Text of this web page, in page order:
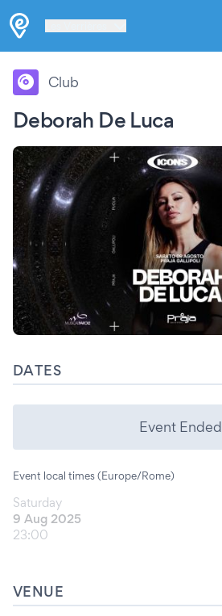
Deborah De Luca
Club
DATES
Event Ended
Event local times (Europe/Rome)
Saturday
9 Aug 2025
23:00
VENUE